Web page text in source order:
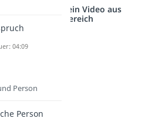
vernetzt: Hier ein Video aus
einem anderen Bereich
04:09
Person
Person